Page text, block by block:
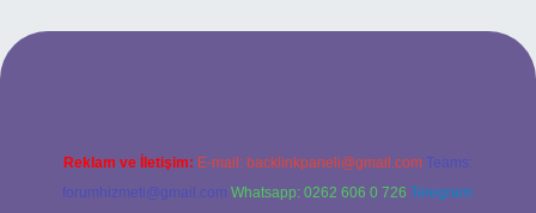
casino
Reklam ve İletişim: E-mail: backlinkpaneli@gmail.com Teams:
forumhizmeti@gmail.com Whatsapp: 0262 606 0 726 Telegram: